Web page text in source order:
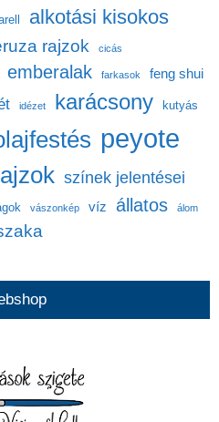
alkotási kisokos
rajzok cicás
emberalak farkasok feng shui
idézet karácsony kutyás
peyote
színek jelentései
vászonkép víz állatos álom